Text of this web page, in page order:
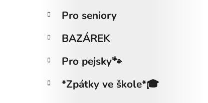
Pro seniory
BAZÁREK
Pro pejsky🐾
*Zpátky ve škole*🎓